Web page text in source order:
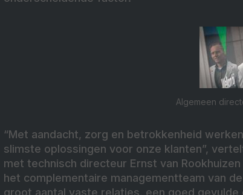
Algemeen
“Met aandacht, zorg en betrokkenheid
slimste oplossingen voor onze klanten”,
met technisch directeur Ernst van
het complementaire managementteam van
groot aantal vaste relaties, een goed